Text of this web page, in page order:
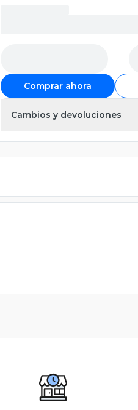
Comprar ahora
Cambios y devoluciones